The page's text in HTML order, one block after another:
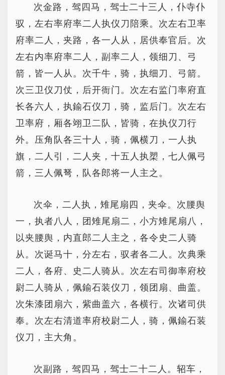
次金路，驾四马，驾士二十三人，仆寺仆
驭，左右率府率二人执仪刀陪乘。次左右卫率
府率二人，夹路，各一人从，居供奉官后。次
左右内率府率二人，副率二人，领细刀、弓
箭，皆一人从。次千牛，骑，执细刀、弓箭。
次三卫仪刀仗，后开衙门。次左右监门率府直
长各六人，执鍮石仪刀，骑，监后门。次左右
卫率府，厢各翊卫二队，皆骑，在执仪刀行
外。压角队各三十人，骑，佩横刀，一人执
旗，二人引，二人夹，十五人执槊，七人佩弓
箭，三人佩弩，队各郎将一人主之。
次伞，二人执，雉尾扇四，夹伞。次腰舆
一，执者八人，团雉尾扇二，小方雉尾扇八，
以夹腰舆，内直郎二人主之，各令史二人骑
从。次诞马十，分左右，驭者各二人。次典乘
二人，各府、史二人骑从。次左右司御率府校
尉二人骑从，佩鍮石装仪刀，领团扇、曲盖。
次朱漆团扇六，紫曲盖六，各横行。次诸司供
奉。次左右清道率府校尉二人，骑，佩鍮石装
仪刀，主大角。
次副路，驾四马，驾士二十二人。轺车，